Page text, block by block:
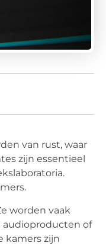
van rust, waar
zijn essentieel
worden vaak
audioproducten of
kamers zijn